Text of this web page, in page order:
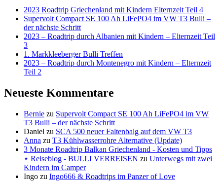
2023 Roadtrip Griechenland mit Kindern Elternzeit Teil 4
Supervolt Compact SE 100 Ah LiFePO4 im VW T3 Bulli –
der nächste Schritt
2023 – Roadtrip durch Albanien mit Kindern – Elternzeit Teil
3
1. Markkleeberger Bulli Treffen
2023 – Roadtrip durch Montenegro mit Kindern – Elternzeit
Teil 2
Neueste Kommentare
Bernie zu Supervolt Compact SE 100 Ah LiFePO4 im VW
T3 Bulli – der nächste Schritt
Daniel zu SCA 500 neuer Faltenbalg auf dem VW T3
Anna zu T3 Kühlwasserrohre Alternative (Update)
3 Monate Roadtrip Balkan Griechenland - Kosten und Tipps
⋆ Reiseblog - BULLI VERREISEN zu Unterwegs mit zwei
Kindern im Camper
Ingo zu Ingo666 & Roadtrips im Panzer of Love